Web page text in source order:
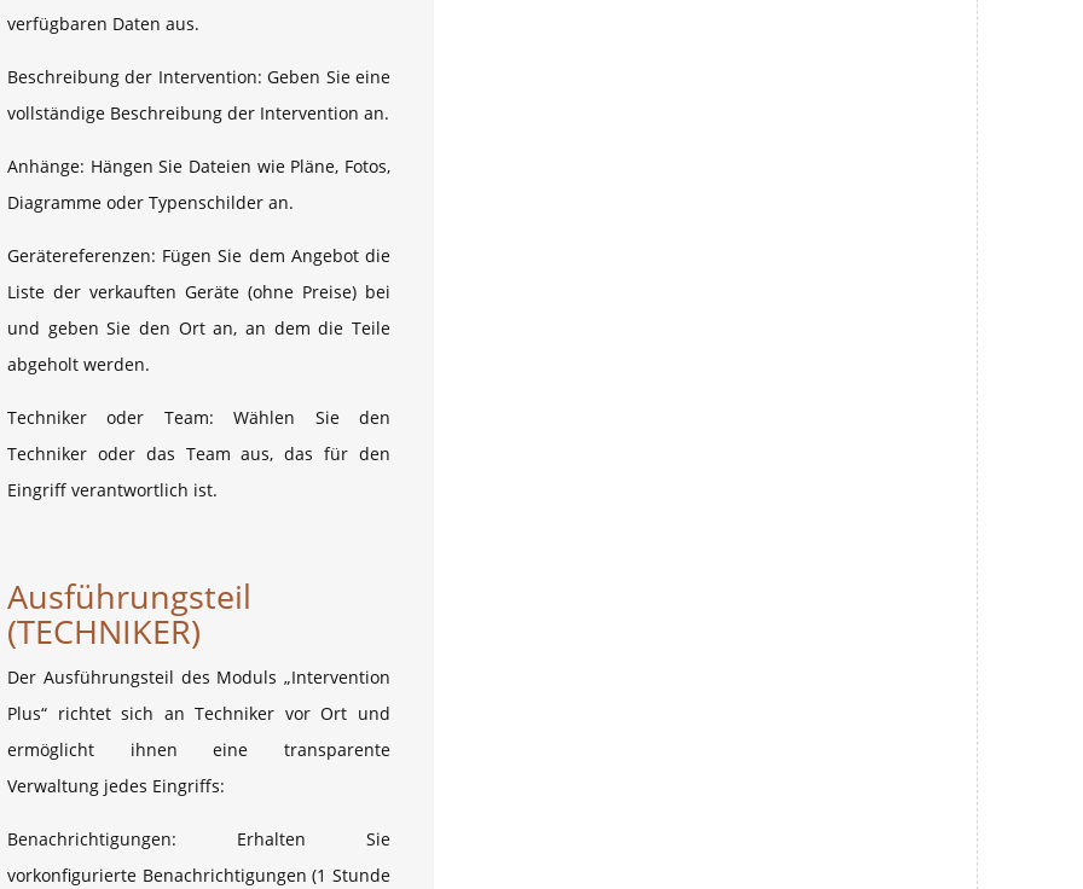
verfügbaren Daten aus.
Beschreibung der Intervention: Geben Sie eine
vollständige Beschreibung der Intervention an.
Anhänge: Hängen Sie Dateien wie Pläne, Fotos,
Diagramme oder Typenschilder an.
Gerätereferenzen: Fügen Sie dem Angebot die
Liste der verkauften Geräte (ohne Preise) bei
und geben Sie den Ort an, an dem die Teile
abgeholt werden.
Techniker oder Team: Wählen Sie den
Techniker oder das Team aus, das für den
Eingriff verantwortlich ist.
Ausführungsteil
(TECHNIKER)
Der Ausführungsteil des Moduls „Intervention
Plus“ richtet sich an Techniker vor Ort und
ermöglicht ihnen eine transparente
Verwaltung jedes Eingriffs:
Benachrichtigungen: Erhalten Sie
vorkonfigurierte Benachrichtigungen (1 Stunde